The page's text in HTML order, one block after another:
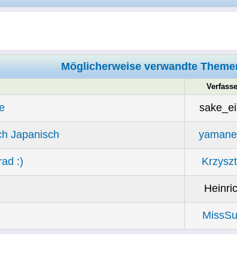
Möglicherweise verwandte
Japanisch
:)